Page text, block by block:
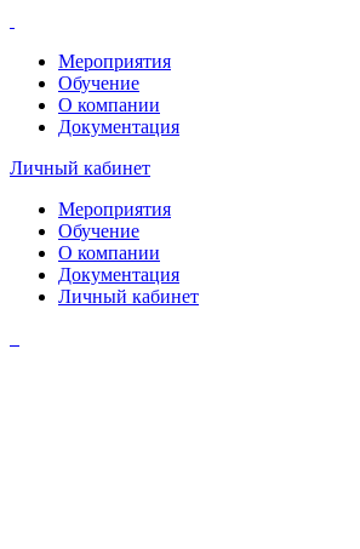
Мероприятия
Обучение
О компании
Документация
Личный кабинет
Мероприятия
Обучение
О компании
Документация
Личный кабинет